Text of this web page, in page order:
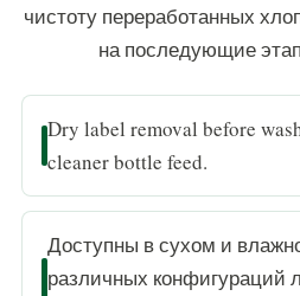
чистоту переработанных
на последующие
Dry label removal before
cleaner bottle feed.
Доступны в сухом и
различных конфигураций